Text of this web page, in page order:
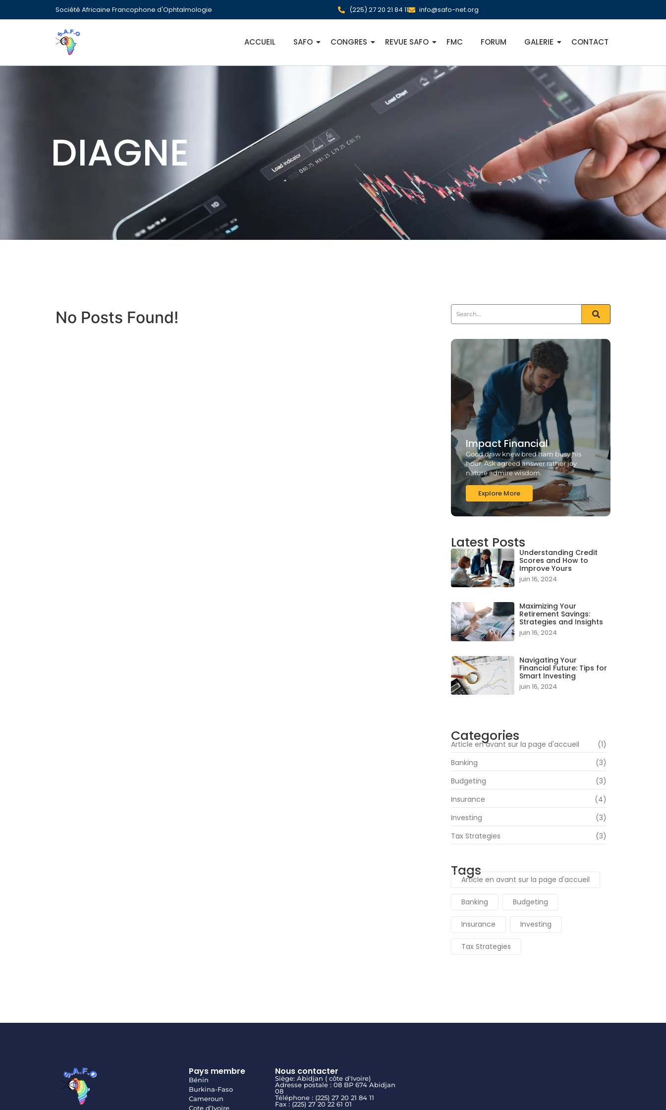
Société Africaine Francophone d'Ophtalmologie (225) 27 20 21 84 11 info@safo-net.org
ACCUEIL SAFO CONGRES REVUE SAFO FMC FORUM GALERIE CONTACT
DIAGNE
No Posts Found!
Impact Financial
Good draw knew bred ham busy his
hour. Ask agreed answer rather joy
nature admire wisdom.
Explore More
Latest Posts
Understanding Credit
Scores and How to
Improve Yours
juin 16, 2024
Maximizing Your
Retirement Savings:
Strategies and Insights
juin 16, 2024
Navigating Your
Financial Future: Tips for
Smart Investing
juin 16, 2024
Categories
Article en avant sur la page d'accueil
(1)
Banking
(3)
Budgeting
(3)
Insurance
(4)
Investing
(3)
Tax Strategies
(3)
Tags
Article en avant sur la page d'accueil
Banking Budgeting
Insurance Investing
Tax Strategies
Pays membre
Bénin
Burkina-Faso
Cameroun
Cote d’Ivoire
Nous contacter
Siège: Abidjan ( côte d'Ivoire)
Adresse postale : 08 BP 674 Abidjan
08
Téléphone : (225) 27 20 21 84 11
Fax : (225) 27 20 22 61 01